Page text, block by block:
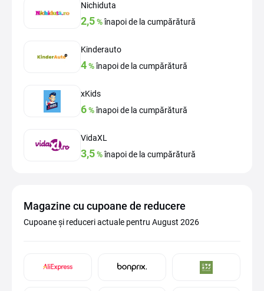
Nichiduta
2,5%înapoi de la cumpărătură
Kinderauto
4%înapoi de la cumpărătură
xKids
6%înapoi de la cumpărătură
VidaXL
3,5%înapoi de la cumpărătură
Magazine cu cupoane de reducere
Cupoane și reduceri actuale pentru August 2026